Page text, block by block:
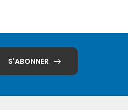
S'ABONNER